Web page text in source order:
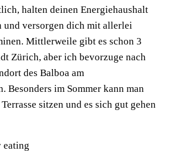
halten deinen Energiehaushalt
und versorgen dich mit allerlei
Mittlerweile gibt es schon 3
Zürich, aber ich bevorzuge nach
des Balboa am
Besonders im Sommer kann man
sitzen und es sich gut gehen
eating